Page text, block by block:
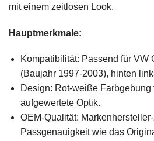
mit einem zeitlosen Look.
Hauptmerkmale:
Kompatibilität: Passend für VW
(Baujahr 1997-2003), hinten
Design: Rot-weiße Farbgebung
aufgewertete Optik.
OEM-Qualität:
Passgenauigkeit wie das